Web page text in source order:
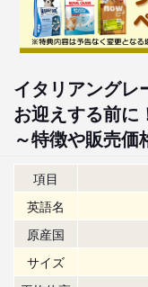
イタリアングレ
お迎えする前に
～特徴や販売価
項目
英語名
原産国
サイズ